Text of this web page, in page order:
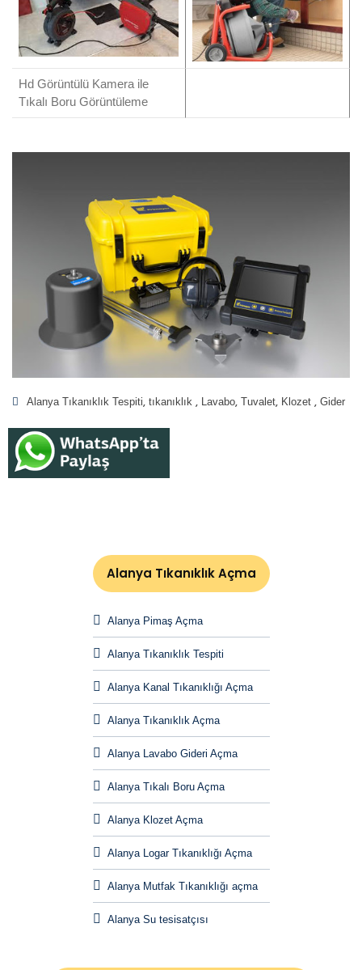
Hd Görüntülü Kamera ile
Tıkalı Boru Görüntüleme
Alanya Tıkanıklık Tespiti tıkanıklık Lavabo Tuvalet Klozet Gider
Alanya Tıkanıklık Açma
Alanya Pimaş Açma
Alanya Tıkanıklık Tespiti
Alanya Kanal Tıkanıklığı Açma
Alanya Tıkanıklık Açma
Alanya Lavabo Gideri Açma
Alanya Tıkalı Boru Açma
Alanya Klozet Açma
Alanya Logar Tıkanıklığı Açma
Alanya Mutfak Tıkanıklığı açma
Alanya Su tesisatçısı